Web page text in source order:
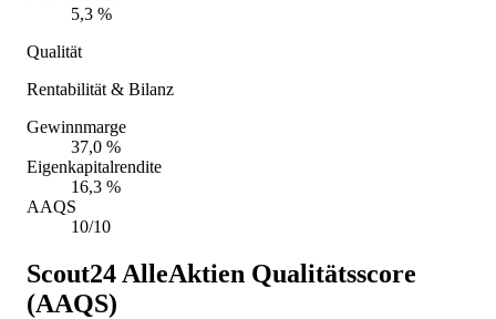
5,3 %
Qualität
Rentabilität & Bilanz
Gewinnmarge
37,0 %
Eigenkapitalrendite
16,3 %
AAQS
10/10
Scout24 AlleAktien Qualitätsscore
(AAQS)